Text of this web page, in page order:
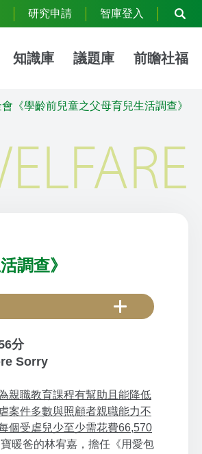
研究申請 智庫登入
知識庫 議題庫 前瞻社福
《學齡前兒童之父母育兒生活調查》
調查》
分
Sorry
親職教育課程有幫助且能降低
案件多數與照顧者親職能力不
個受虐兒少至少需花費66,570
暖爸的林宥嘉，擔任《用愛包